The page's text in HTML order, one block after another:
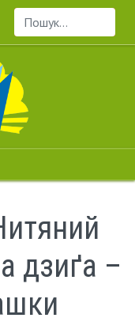
Пошук...
дзиґа –